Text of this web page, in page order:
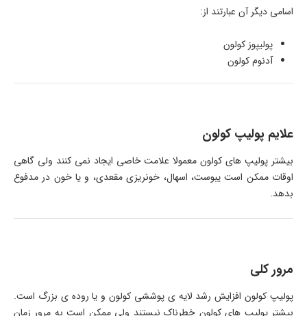
اسامی دیگر آن عبارتند از:
پولیپوز کولون
آدنوم کولون
علایم پولیپ کولون
بیشتر پولیپ های کولون معمولا علامت خاصی ایجاد نمی کنند ولی گاهی
اوقات ممکن است یبوست، اسهال، خونریزی مقعدی، و یا خون در مدفوع
بدهد.
مرور کلی
پولیپ کولون افزایش رشد لایه ی پوششی کولون و یا روده ی بزرگ است.
بیشتر پولیپ های کولون خطرناک نیستند ولی ممکن است به مرور زمان